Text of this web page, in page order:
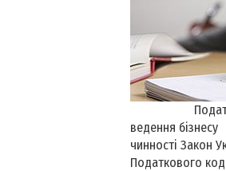
Податкові
ведення
чинності Закон
Податкового